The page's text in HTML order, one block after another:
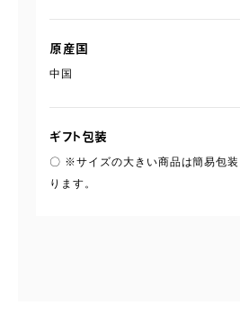
原産国
中国
ギフト包装
〇 ※サイズの大きい商品は簡易包
ります。